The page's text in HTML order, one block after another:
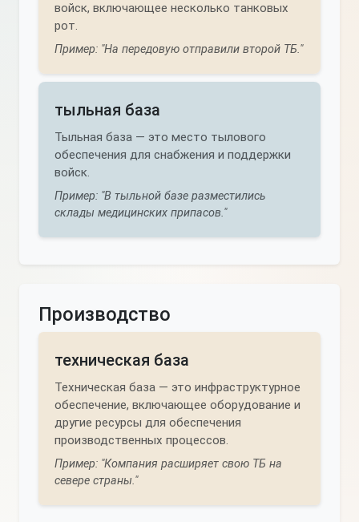
войск, включающее несколько танковых
рот.
Пример: "На передовую отправили второй ТБ."
тыльная база
Тыльная база — это место тылового
обеспечения для снабжения и поддержки
войск.
Пример: "В тыльной базе разместились
склады медицинских припасов."
Производство
техническая база
Техническая база — это инфраструктурное
обеспечение, включающее оборудование и
другие ресурсы для обеспечения
производственных процессов.
Пример: "Компания расширяет свою ТБ на
севере страны."